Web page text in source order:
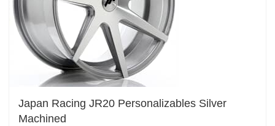
Japan Racing JR20 Personalizables Silver
Machined